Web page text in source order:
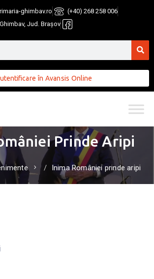
ghimbav.ro
(+40) 268 258 006
Jud. Brașov
în Avansis Online
Prinde Aripi
Inima României prinde aripi